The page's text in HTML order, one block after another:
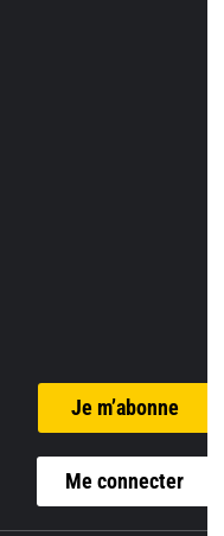
Je m’abonne
Me connecter